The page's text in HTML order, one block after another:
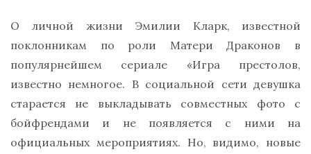
О личной жизни Эмилии Кларк, известной
поклонникам по роли Матери Драконов в
популярнейшем сериале «Игра престолов,
известно немногое. В социальной сети девушка
старается не выкладывать совместных фото с
бойфрендами и не появляется с ними на
официальных мероприятиях. Но, видимо, новые